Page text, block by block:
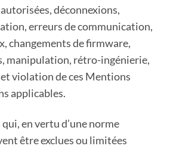
déconnexions,
erreurs de communication,
changements de firmware,
manipulation, rétro-ingénierie,
violation de ces Mentions
applicables.
en vertu d’une norme
être exclues ou limitées